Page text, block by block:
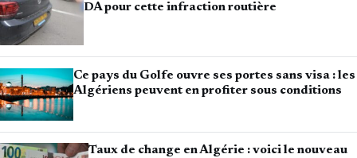
DA pour cette infraction routière
Ce pays du Golfe ouvre ses portes sans visa : les
Algériens peuvent en profiter sous conditions
Taux de change en Algérie : voici le nouveau